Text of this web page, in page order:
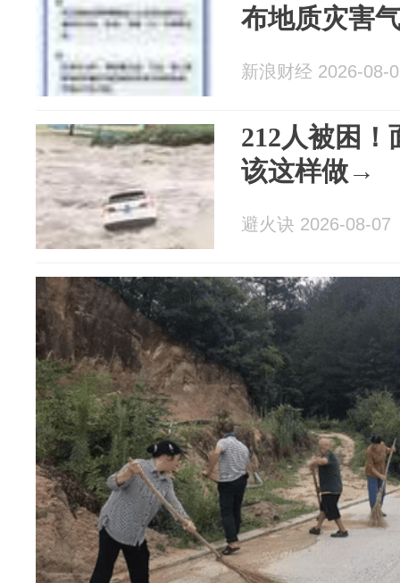
布地质灾害
新浪财经 2026-08-
212人被困
该这样做→
避火诀 2026-08-07